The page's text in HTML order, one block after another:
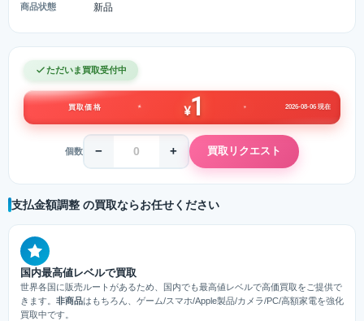
商品状態 新品
ただいま買取受付中
買取価格 ¥1 2026-08-06 現在
個数 − + 買取リクエスト
支払金額調整 の買取ならお任せください
国内最高値レベルで買取
世界各国に販売ルートがあるため、国内でも最高値レベルで高価買取をご提供で
きます。 非商品はもちろん、ゲーム/スマホ/Apple製品/カメラ/PC/高額家電を強化
買取中です。